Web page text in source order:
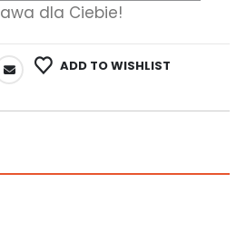
dla Ciebie!
ADD TO WISHLIST